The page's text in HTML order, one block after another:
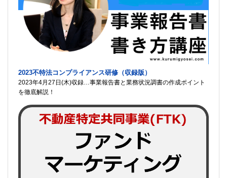
2023不特法コンプライアンス研修（収録版）
2023年4月27日(木)収録…事業報告書と業務状況調書の作成ポイント
を徹底解説！